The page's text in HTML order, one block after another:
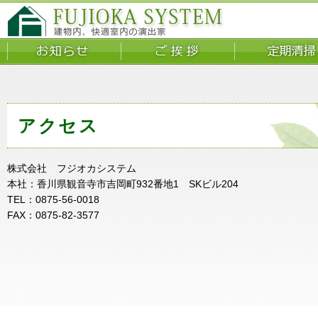
アクセス
株式会社 フジオカシステム
本社：香川県観音寺市吉岡町932番地1 SKビル204
TEL：0875-56-0018
FAX：0875-82-3577